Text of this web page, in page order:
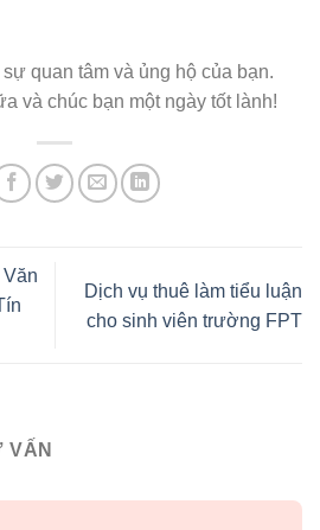
quan tâm và ủng hộ của bạn.
và chúc bạn một ngày tốt lành!
Dịch vụ thuê làm tiểu luận
cho sinh viên trường FPT
VẤN